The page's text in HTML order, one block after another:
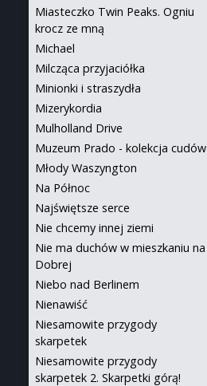
Miasteczko Twin Peaks. Ogniu
krocz ze mną
Michael
Milcząca przyjaciółka
Minionki i straszydła
Mizerykordia
Mulholland Drive
Muzeum Prado - kolekcja cudów
Młody Waszyngton
Na Północ
Najświętsze serce
Nie chcemy innej ziemi
Nie ma duchów w mieszkaniu na
Dobrej
Niebo nad Berlinem
Nienawiść
Niesamowite przygody
skarpetek
Niesamowite przygody
skarpetek 2. Skarpetki górą!